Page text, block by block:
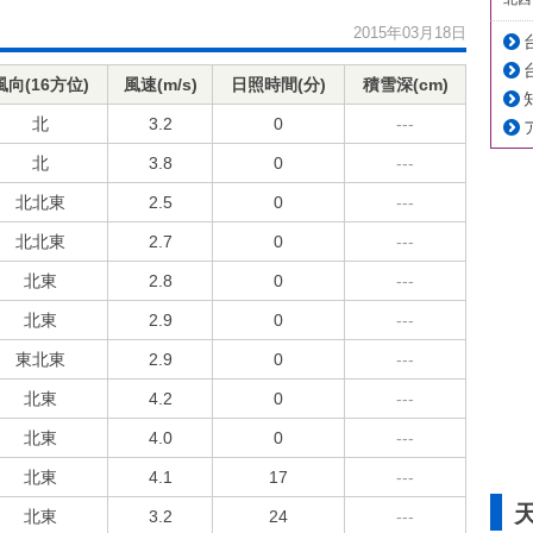
2015年03月18日
向(16方位) 風速(m/s) 日照時間(分) 積雪深(cm)
北 3.2 0 ---
北 3.8 0 ---
北北東 2.5 0 ---
北北東 2.7 0 ---
北東 2.8 0 ---
北東 2.9 0 ---
東北東 2.9 0 ---
北東 4.2 0 ---
北東 4.0 0 ---
北東 4.1 17 ---
北東 3.2 24 ---